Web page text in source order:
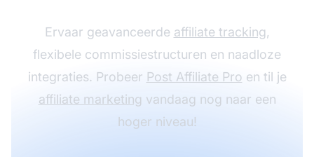
Ervaar geavanceerde affiliate tracking,
flexibele commissiestructuren en naadloze
integraties. Probeer Post Affiliate Pro en til je
affiliate marketing vandaag nog naar een
hoger niveau!